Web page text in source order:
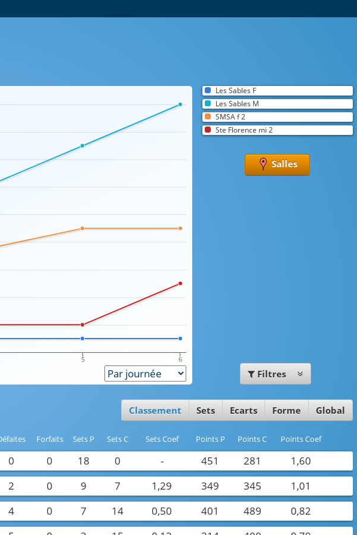
5 6
Les Sables F
Les Sables M
SMSA f 2
Ste Florence mi 2
Salles
Filtres
Classement Sets Ecarts Forme Global
Défaites Forfaits Sets P Sets C Sets Coef Points P Points C Points Coef
0 0 18 0 - 451 281
1,60
2 0 9 7 1,29 349 345
1,01
4 0 7 14 0,50 401 489
0,82